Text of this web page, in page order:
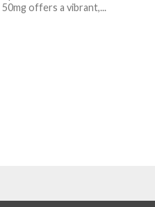
50mg offers a vibrant,...